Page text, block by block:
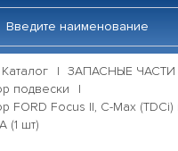
Каталог ЗАПАСНЫЕ ЧАСТИ
подвески
FORD Focus II, C-Max
(1 шт)